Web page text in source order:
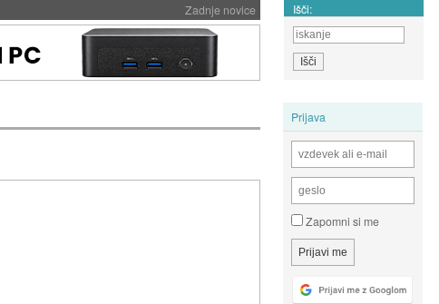
Zadnje novice Išči:
Prijava
Zapomni si me